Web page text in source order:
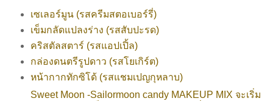
เซเลอร์มูน (รสครีมสตอเบอร์รี่)
เข็มกลัดแปลงร่าง (รสสับปะรด)
คริสตัลสตาร์ (รสแอปเปิ้ล)
กล่องดนตรีรูปดาว (รสโยเกิร์ต)
หน้ากากทักซิโด้ (รสแชมเปญกุหลาบ)
Sweet Moon -Sailormoon candy MAKEUP MIX จะเริ่ม